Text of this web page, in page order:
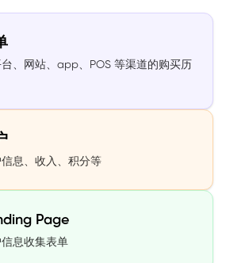
、网站、app、POS 等渠道的购买历
息、收入、积分等
Page
息收集表单